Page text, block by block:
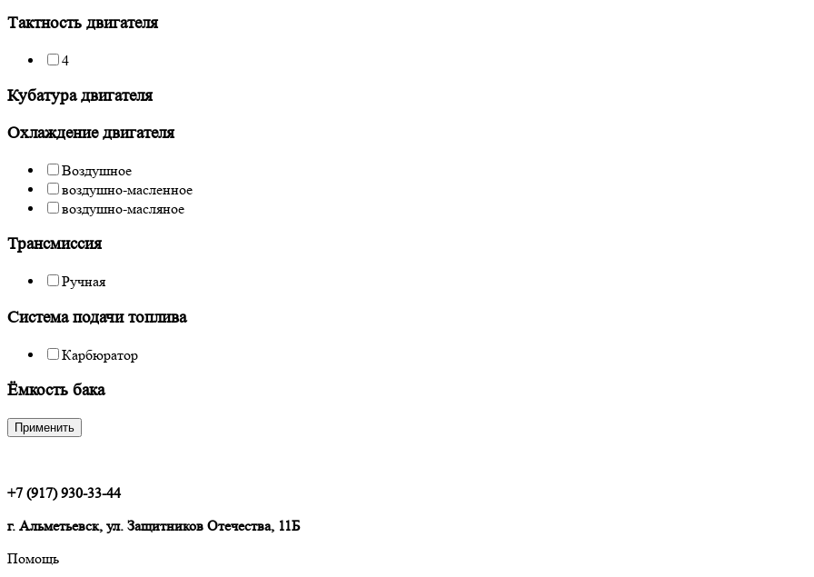
Тактность двигателя
4
Кубатура двигателя
Охлаждение двигателя
Воздушное
воздушно-масленное
воздушно-масляное
Трансмиссия
Ручная
Система подачи топлива
Карбюратор
Ёмкость бака
Применить
+7 (917) 930-33-44
г. Альметьевск, ул. Защитников Отечества, 11Б
Помощь